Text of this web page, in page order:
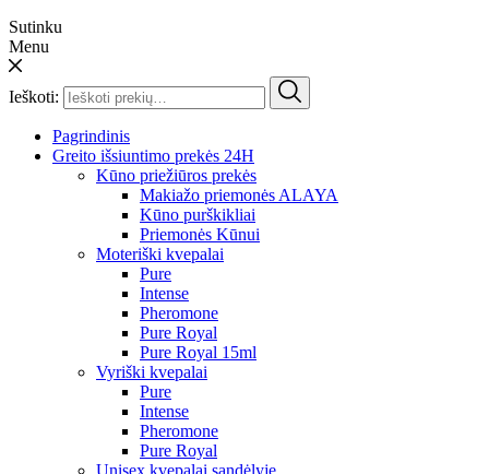
Sutinku
Menu
Ieškoti:
Pagrindinis
Greito išsiuntimo prekės 24H
Kūno priežiūros prekės
Makiažo priemonės ALAYA
Kūno purškikliai
Priemonės Kūnui
Moteriški kvepalai
Pure
Intense
Pheromone
Pure Royal
Pure Royal 15ml
Vyriški kvepalai
Pure
Intense
Pheromone
Pure Royal
Unisex kvepalai sandėlyje